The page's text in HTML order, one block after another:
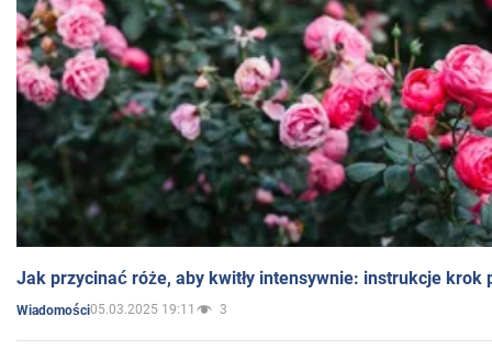
Jak przycinać róże, aby kwitły intensywnie: instrukcje krok
Wiadomości05.03.2025 19:11 3